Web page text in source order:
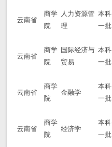
云南省
商学
院
人力资源管
理
本科
一批
云南省
商学
院
国际经济与
贸易
本科
一批
云南省
商学
院
金融学
本科
一批
云南省
商学
院
经济学
本科
一批